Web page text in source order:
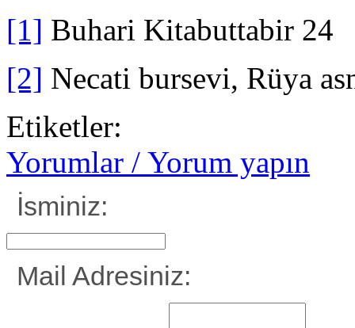
[1] Buhari Kitabuttabir 24
[2] Necati bursevi, Rüya
Etiketler:
Yorumlar / Yorum yapın
İsminiz:
Mail Adresiniz: